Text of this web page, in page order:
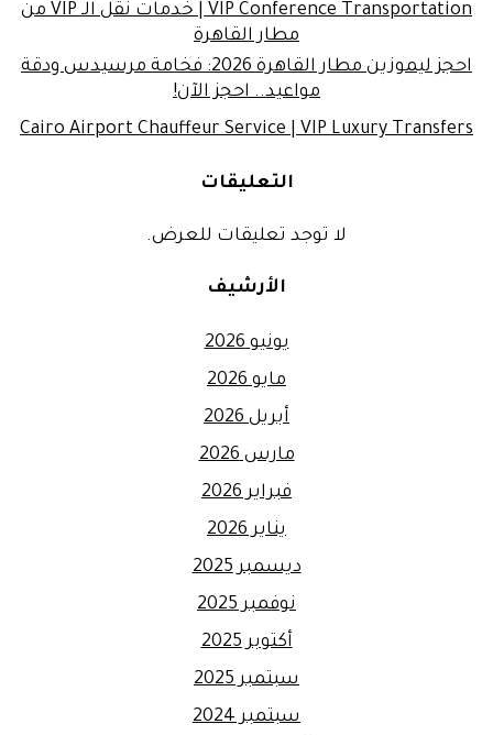
VIP Conference Transportation | خدمات نقل الـ VIP من
مطار القاهرة
احجز ليموزين مطار القاهرة 2026: فخامة مرسيدس ودقة
مواعيد.. احجز الآن!
Cairo Airport Chauffeur Service | VIP Luxury Transfers
التعليقات
لا توجد تعليقات للعرض.
الأرشيف
يونيو 2026
مايو 2026
أبريل 2026
مارس 2026
فبراير 2026
يناير 2026
ديسمبر 2025
نوفمبر 2025
أكتوبر 2025
سبتمبر 2025
سبتمبر 2024